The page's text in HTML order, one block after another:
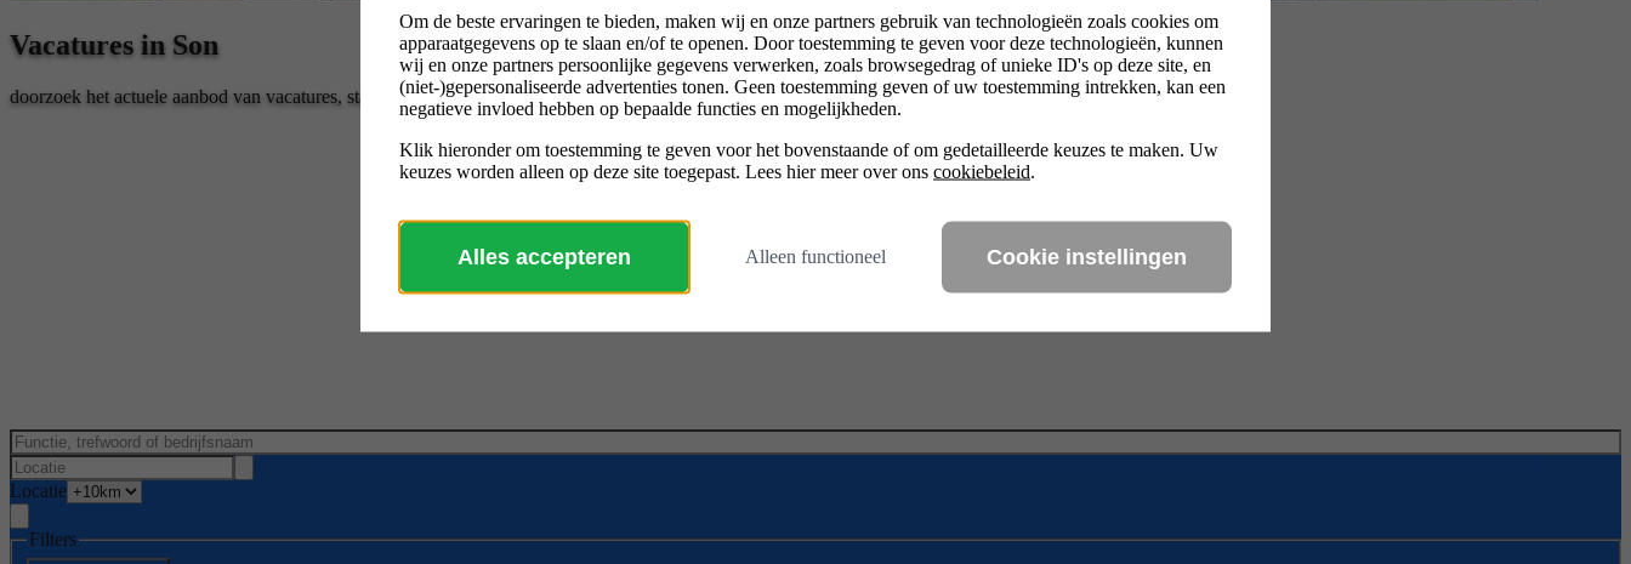
Vacatures in Son
doorzoek het actuele aanbod van vacatures, stages en tijdelijk werk
Locatie
Filters
Om de beste ervaringen te bieden, maken wij en onze partners gebruik van technologieën zoals cookies om
apparaatgegevens op te slaan en/of te openen. Door toestemming te geven voor deze technologieën, kunnen
wij en onze partners persoonlijke gegevens verwerken, zoals browsegedrag of unieke ID's op deze site, en
(niet-)gepersonaliseerde advertenties tonen. Geen toestemming geven of uw toestemming intrekken, kan een
negatieve invloed hebben op bepaalde functies en mogelijkheden.
Klik hieronder om toestemming te geven voor het bovenstaande of om gedetailleerde keuzes te maken. Uw
keuzes worden alleen op deze site toegepast. Lees hier meer over ons cookiebeleid.
Alles accepteren Alleen functioneel Cookie instellingen